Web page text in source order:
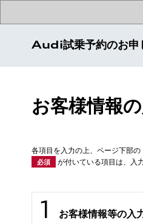
Audi試乗予約のお申
お客様情報
各項目を入力の上、ページ下部の
必須 が付いている項目は、入
お客様情報等の入